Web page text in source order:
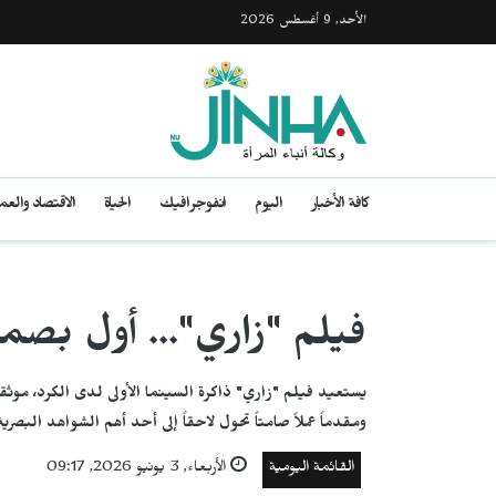
الأحد, 9 أغسطس 2026
كافة الأخبار اليوم انفوجرافيك الحياة الاقتصاد
فيلم "زاري"… أول بصمة
يستعيد فيلم "زاري" ذاكرة السينما الأولى لدى الكرد،
ومقدماً عملاً صامتاً تحول لاحقاً إلى أحد أهم الشواهد
القائمة اليومية الأربعاء, 3 يونيو 2026, 09:17